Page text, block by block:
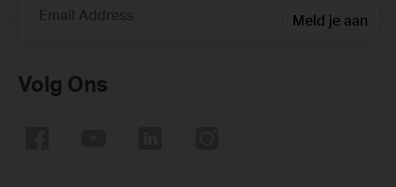
Email Address Meld je aan
Volg Ons